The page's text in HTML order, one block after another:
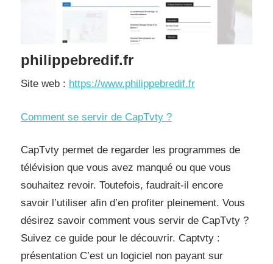
philippebredif.fr
Site web : https://www.philippebredif.fr
Comment se servir de CapTvty ?
CapTvty permet de regarder les programmes de
télévision que vous avez manqué ou que vous
souhaitez revoir. Toutefois, faudrait-il encore
savoir l’utiliser afin d’en profiter pleinement. Vous
désirez savoir comment vous servir de CapTvty ?
Suivez ce guide pour le découvrir. Captvty :
présentation C’est un logiciel non payant sur